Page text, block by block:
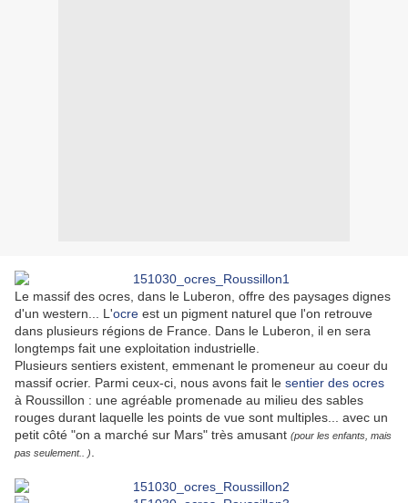
Le massif des ocres, dans le Luberon, offre des paysages dignes
d'un western... L'ocre est un pigment naturel que l'on retrouve
dans plusieurs régions de France. Dans le Luberon, il en sera
longtemps fait une exploitation industrielle.
Plusieurs sentiers existent, emmenant le promeneur au coeur du
massif ocrier. Parmi ceux-ci, nous avons fait le sentier des ocres
à Roussillon : une agréable promenade au milieu des sables
rouges durant laquelle les points de vue sont multiples... avec un
petit côté "on a marché sur Mars" très amusant (pour les enfants, mais
pas seulement.. )